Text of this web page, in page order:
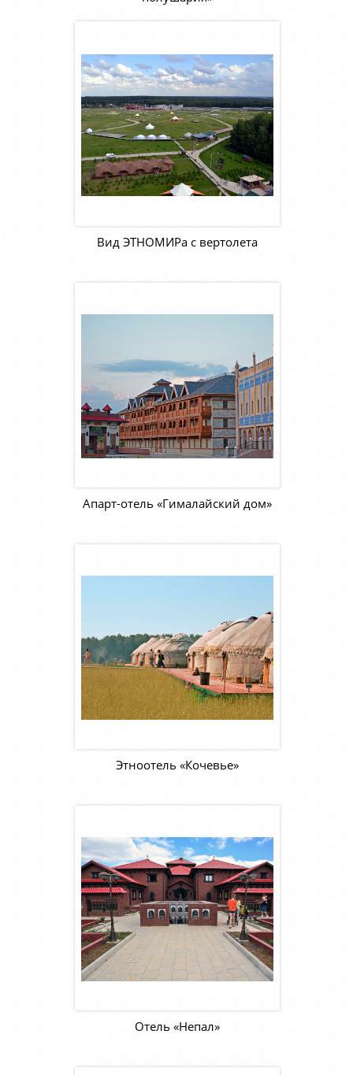
Вид ЭТНОМИРа с вертолета
Апарт-отель «Гималайский дом»
Этноотель «Кочевье»
Отель «Непал»